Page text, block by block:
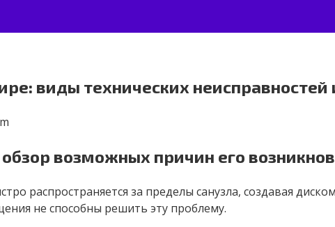
виды технических неисправностей
возможных причин его
распространяется за пределы санузла, создавая
не способны решить эту проблему.